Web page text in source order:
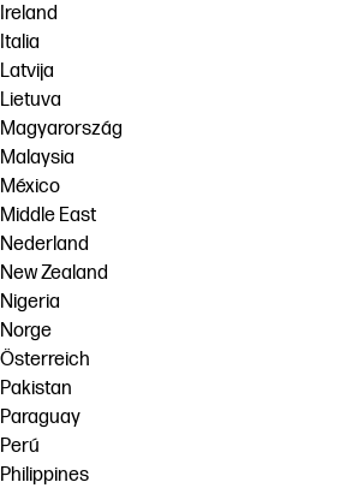
Ireland
Italia
Latvija
Lietuva
Magyarország
Malaysia
México
Middle East
Nederland
New Zealand
Nigeria
Norge
Österreich
Pakistan
Paraguay
Perú
Philippines